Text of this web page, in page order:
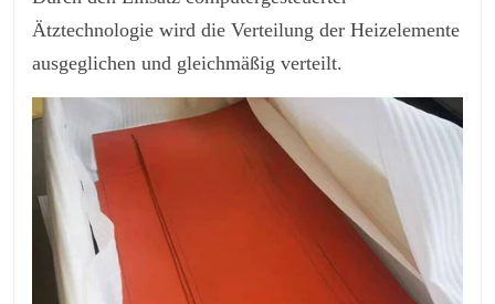
Ätztechnologie wird die Verteilung der Heizelemente
ausgeglichen und gleichmäßig verteilt.